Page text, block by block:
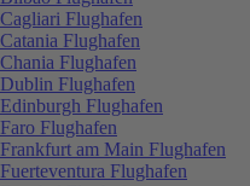
Cagliari Flughafen
Catania Flughafen
Chania Flughafen
Dublin Flughafen
Edinburgh Flughafen
Faro Flughafen
Frankfurt am Main Flughafen
Fuerteventura Flughafen